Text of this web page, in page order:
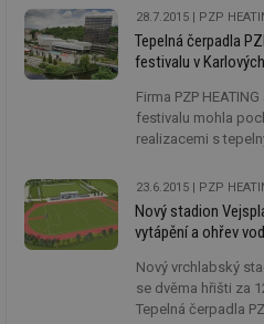
HP3AW36SB
vytápění ohřívá
vodu a vodu pro
28.7.2015 PZP
Tepelná čerpadla
festivalu v
Firma PZP
festivalu mohla
realizacemi s
23.6.2015 PZP
Nový stadion
vytápění a ohřev
Nový vrchlabský
se dvěma hřišti za
Tepelná čerpadla